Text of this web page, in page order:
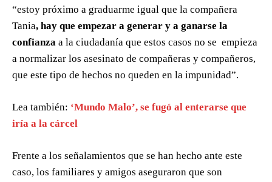
“estoy próximo a graduarme igual que la compañera
Tania, hay que empezar a generar y a ganarse la
confianza a la ciudadanía que estos casos no se empieza
a normalizar los asesinato de compañeras y compañeros,
que este tipo de hechos no queden en la impunidad”.
Lea también: ‘Mundo Malo’, se fugó al enterarse que
iría a la cárcel
Frente a los señalamientos que se han hecho ante este
caso, los familiares y amigos aseguraron que son